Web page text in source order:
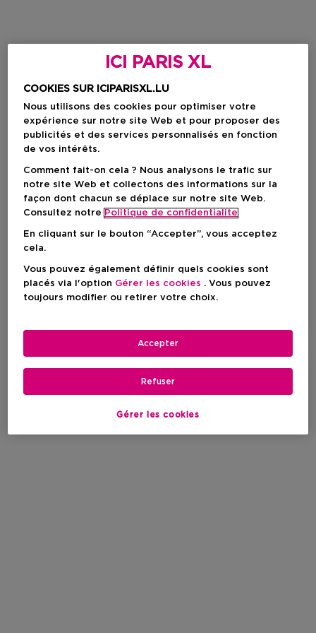
ICI PARIS XL
COOKIES SUR ICIPARISXL.LU
Nous utilisons des cookies pour optimiser votre
expérience sur notre site Web et pour proposer des
publicités et des services personnalisés en fonction
de vos intérêts.
Comment fait-on cela ? Nous analysons le trafic sur
notre site Web et collectons des informations sur la
façon dont chacun se déplace sur notre site Web.
Consultez notre Politique de confidentialite
En cliquant sur le bouton “Accepter”, vous acceptez
cela.
Vous pouvez également définir quels cookies sont
placés via l'option Gérer les cookies . Vous pouvez
toujours modifier ou retirer votre choix.
Gérer les cookies
Refuser
Accepter